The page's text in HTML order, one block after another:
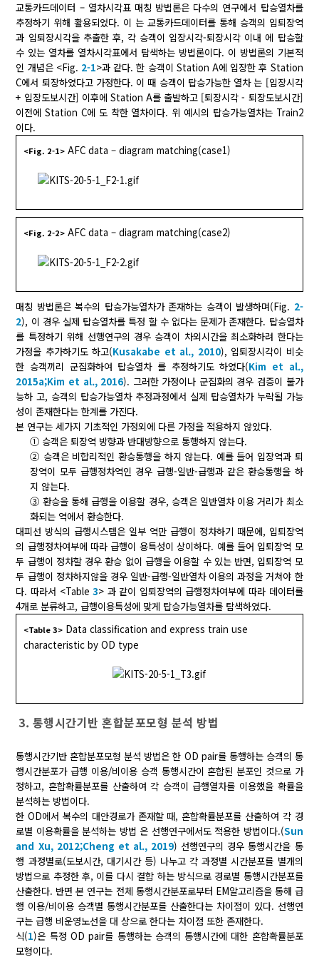
교통카드데이터 – 열차시각표 매칭 방법론은 다수의 연구에서 탑승열차를
추정하기 위해 활용되었다. 이 는 교통카드데이터를 통해 승객의 입퇴장역
과 입퇴장시각을 추출한 후, 각 승객이 입장시각-퇴장시각 이내 에 탑승할
수 있는 열차를 열차시각표에서 탐색하는 방법론이다. 이 방법론의 기본적
인 개념은 <Fig. 2-1>과 같다. 한 승객이 Station A에 입장한 후 Station
C에서 퇴장하였다고 가정한다. 이 때 승객이 탑승가능한 열차 는 [입장시각
+ 입장도보시간] 이후에 Station A를 출발하고 [퇴장시각 - 퇴장도보시간]
이전에 Station C에 도 착한 열차이다. 위 예시의 탑승가능열차는 Train2
이다.
<Fig. 2-1> AFC data – diagram matching(case1)
<Fig. 2-2> AFC data – diagram matching(case2)
매칭 방법론은 복수의 탑승가능열차가 존재하는 승객이 발생하며(Fig. 2-
2), 이 경우 실제 탑승열차를 특정 할 수 없다는 문제가 존재한다. 탑승열차
를 특정하기 위해 선행연구의 경우 승객이 차외시간을 최소화하려 한다는
가정을 추가하기도 하고(Kusakabe et al., 2010), 입퇴장시각이 비슷
한 승객끼리 군집화하여 탑승열차 를 추정하기도 하였다(Kim et al.,
2015a;Kim et al., 2016). 그러한 가정이나 군집화의 경우 검증이 불가
능하 고, 승객의 탑승가능열차 추정과정에서 실제 탑승열차가 누락될 가능
성이 존재한다는 한계를 가진다.
본 연구는 세가지 기초적인 가정외에 다른 가정을 적용하지 않았다.
① 승객은 퇴장역 방향과 반대방향으로 통행하지 않는다.
② 승객은 비합리적인 환승통행을 하지 않는다. 예를 들어 입장역과 퇴
장역이 모두 급행정차역인 경우 급행-일반-급행과 같은 환승통행을 하
지 않는다.
③ 환승을 통해 급행을 이용할 경우, 승객은 일반열차 이용 거리가 최소
화되는 역에서 환승한다.
대피선 방식의 급행시스템은 일부 역만 급행이 정차하기 때문에, 입퇴장역
의 급행정차여부에 따라 급행이 용특성이 상이하다. 예를 들어 입퇴장역 모
두 급행이 정차할 경우 환승 없이 급행을 이용할 수 있는 반면, 입퇴장역 모
두 급행이 정차하지않을 경우 일반-급행-일반열차 이용의 과정을 거쳐야 한
다. 따라서 <Table3> 과 같이 입퇴장역의 급행정차여부에 따라 데이터를
4개로 분류하고, 급행이용특성에 맞게 탑승가능열차를 탐색하였다.
<Table 3> Data classification and express train use
characteristic by OD type
3. 통행시간기반 혼합분포모형 분석 방법
통행시간기반 혼합분포모형 분석 방법은 한 OD pair를 통행하는 승객의 통
행시간분포가 급행 이용/비이용 승객 통행시간이 혼합된 분포인 것으로 가
정하고, 혼합확률분포를 산출하여 각 승객이 급행열차를 이용했을 확률을
분석하는 방법이다.
한 OD에서 복수의 대안경로가 존재할 때, 혼합확률분포를 산출하여 각 경
로별 이용확률을 분석하는 방법 은 선행연구에서도 적용한 방법이다.(Sun
and Xu, 2012;Cheng et al., 2019) 선행연구의 경우 통행시간을 통
행 과정별로(도보시간, 대기시간 등) 나누고 각 과정별 시간분포를 별개의
방법으로 추정한 후, 이를 다시 결합 하는 방식으로 경로별 통행시간분포를
산출한다. 반면 본 연구는 전체 통행시간분포로부터 EM알고리즘을 통해 급
행 이용/비이용 승객별 통행시간분포를 산출한다는 차이점이 있다. 선행연
구는 급행 비운영노선을 대 상으로 한다는 차이점 또한 존재한다.
식(1)은 특정 OD pair를 통행하는 승객의 통행시간에 대한 혼합확률분포
모형이다.